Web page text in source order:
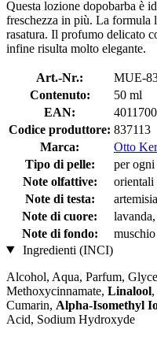
Questa lozione dopobarba è
freschezza in più. La formula
rasatura. Il profumo delicato
infine risulta molto elegante.
Art.-Nr.:
MUE-
Contenuto:
50 ml
EAN:
Codice produttore: 837113
Marca:
Otto
Tipo di pelle:
per
Note olfattive:
orientali
Note di testa:
Note di cuore:
Note di fondo:
Ingredienti (INCI)
Alcohol, Aqua, Parfum,
Methoxycinnamate, Linalool
Cumarin, Alpha-Isomethyl
Acid, Sodium Hydroxyde